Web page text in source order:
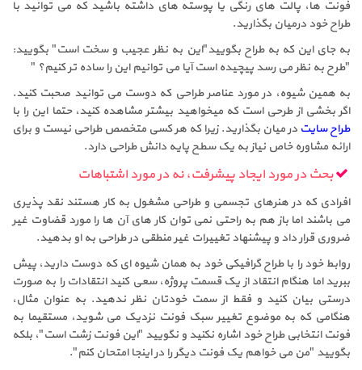
فونت ها، پالت های رنگی یا پوسته های داشته باشید که می توانید با
طراح خود درمیان بگذارید.
به جای این که به طراح بگویید"این به نظر عجیب و سخت است" بگویید:
"طرح به نظر می رسد پیچیده است آیا می توانیم این را ساده تر کنیم؟ "
به همین شیوه، در مورد عناصر طراحی که دوست می توانید صحبت کنید.
اگر بخشی از طرحی است که میخواهید بیشتر مشاهده کنید، حتما این را با
طراح سایت در میان بگذارید. زیرا که هر کسی متخصص طراحی نیست و برای
ارائه مشاوره خاص نیاز به یک سطح پایه دانش طراحی دارد.
بحث در مورد ایجاد پیشرفت، نه در مورد اشتباهات
افرادی که در هنرهای تجسمی و طراحی مشغول به کار هستند نقد پذیری
می باشند اما باز هم به راحتی نمی توان کار های آن ها را مورد قضاوت غیر
ضروری قرار داد و پیشنهاد تغییرات غیر منطقی در طراحی به او بدهید.
روابط خود را با طراح گرافیکی خود به همان شیوه ای که دوست دارید، پیش
ببرید اما هنگام انتقاد از یک قسمت پروژه، سعی کنید انتقادات را به صورت
درستی بیان کنید و فقط از سمت خودتان نظر ندهید. به عنوان مثال،
هنگامی که به موضوع تغییر سبک فونت نزدیک می شوید، مستقیما به
فونت انتخابی طراح خود اشاره نکنید و نگویید "این فونت زشت است"، بلکه
بگویید "من می خواهم یک فونت دیگر را در اینجا امتحان کنم".